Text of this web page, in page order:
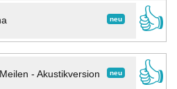
neu
👍
neu
- Akustikversion
👍